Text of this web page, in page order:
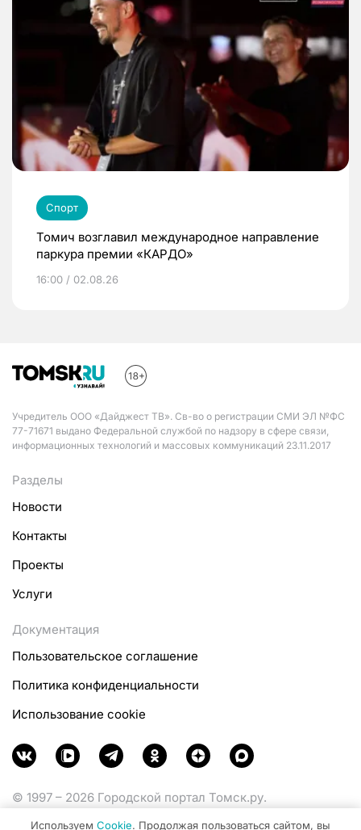
Спорт
Томич возглавил международное направление
паркура премии «КАРДО»
16:00 / 02.08.26
Учредитель ООО «Дайджест ТВ». Св-во о регистрации СМИ ЭЛ №ФС
77-71671 выдано Федеральной службой по надзору в сфере связи,
информационных технологий и массовых коммуникаций 23.11.2017
Разделы
Новости
Контакты
Проекты
Услуги
Документация
Пользовательское соглашение
Политика конфиденциальности
Использование cookie
© 1997 – 2026 Городской портал Томск.ру.
Используем Cookie. Продолжая пользоваться сайтом, вы